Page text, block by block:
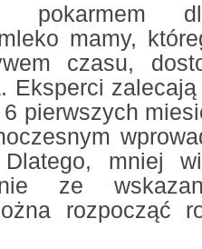
pokarmem
mamy,
czasu,
Eksperci
pierwszych
Dlatego, mniej
ze
rozpocząć